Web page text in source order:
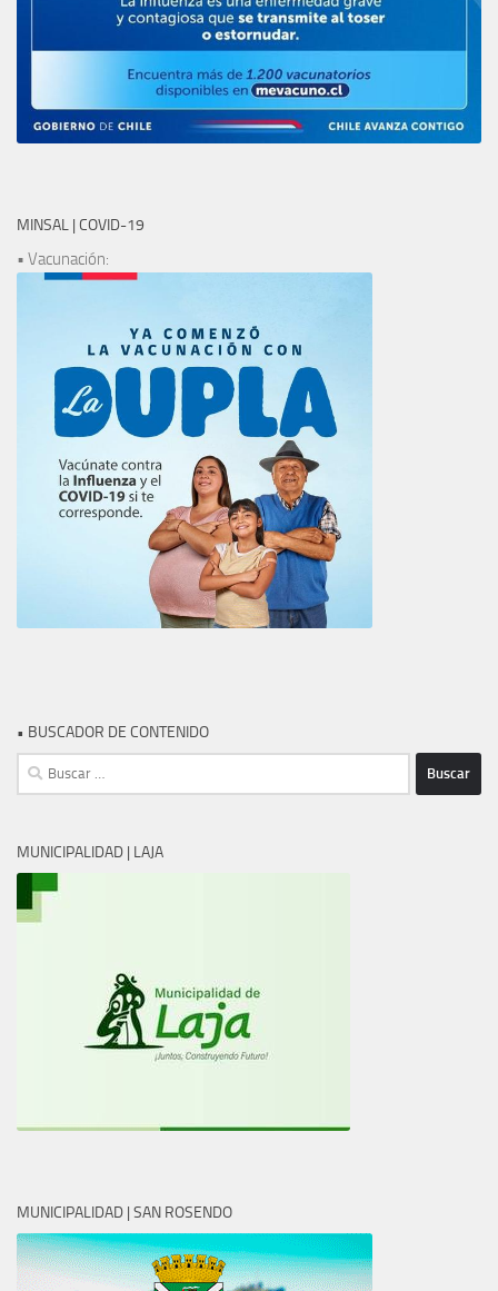
MINSAL | COVID-19
• Vacunación:
• BUSCADOR DE CONTENIDO
Buscar:
MUNICIPALIDAD | LAJA
MUNICIPALIDAD | SAN ROSENDO